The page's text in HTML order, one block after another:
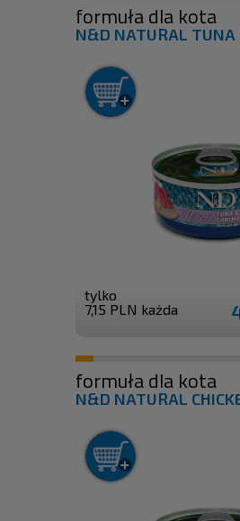
formuła dla kota
N&D NATURAL TUNA
tylko
7,15 PLN każda
formuła dla kota
N&D NATURAL